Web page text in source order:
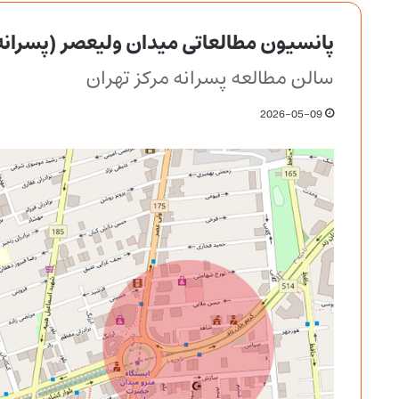
پانسیون مطالعاتی میدان ولیعصر
سالن مطالعه پسرانه مرکز تهران
2026-05-09